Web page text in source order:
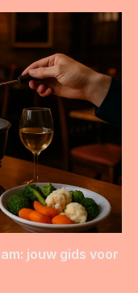
jouw gids voor